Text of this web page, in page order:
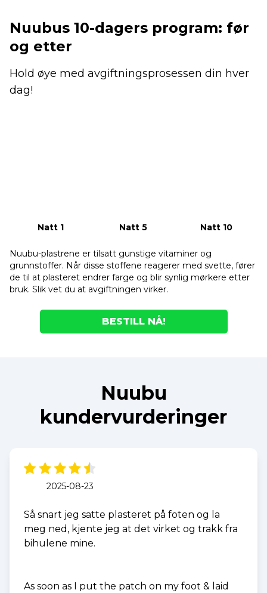
Nuubus 10-dagers program: før
og etter
Hold øye med avgiftningsprosessen din hver
dag!
Natt 1 Natt 5 Natt 10
Nuubu-plastrene er tilsatt gunstige vitaminer og
grunnstoffer. Når disse stoffene reagerer med svette, fører
de til at plasteret endrer farge og blir synlig mørkere etter
bruk. Slik vet du at avgiftningen virker.
BESTILL NÅ!
Nuubu
kundervurderinger
2025-08-23
Så snart jeg satte plasteret på foten og la
meg ned, kjente jeg at det virket og trakk fra
bihulene mine.
As soon as I put the patch on my foot & laid